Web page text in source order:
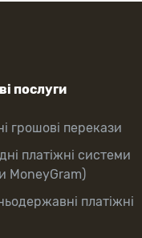
послуги
грошові перекази
платіжні системи
MoneyGram)
платіжні